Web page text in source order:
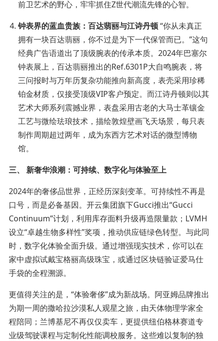
前卫艺术的野心，牢牢抓住Z世代潮流先锋的心智。
钟表界的蓝血贵族：百达翡丽与江诗丹顿“你从未真正
拥有一块百达翡丽，你不过是为下一代保管而已。”这句
经典广告语道出了顶级腕表的传承本质。2024年巴塞尔
钟表展上，百达翡丽推出的Ref.6301P大自鸣腕表，将
三问报时与万年历复杂功能推向新高度，表壳采用珍稀
铂金材质，仅接受顶级VIP客户预定。而江诗丹顿则以其
艺术大师系列震撼业界，表盘采用古老的大马士革镶金
工艺与微绘珐琅技术，描绘敦煌壁画飞天场景，每只表
制作周期超过两年，成为东西方艺术对话的微型博物
馆。
三、 新奢华浪潮：可持续、数字化与体验至上
2024年的奢侈品世界，正经历深刻变革。可持续性不再是
口号，而是必备基因。开云集团旗下Gucci推出“Gucci
Continuum”计划，利用库存面料升级再造限量款；LVMH
设立“卓越生物多样性”奖项，推动供应链绿色转型。与此同
时，数字化体验全面升级。通过增强现实技术，你可以在
家中虚拟试戴宝格丽高级珠宝，或通过区块链验证爱马仕
手袋的全程溯源。
更值得关注的是，“体验奢侈”成为新战场。阿亚姆品牌推出
为期一周的撒哈拉沙漠私人观星之旅，由天体物理学家全
程陪同；兰博基尼不再仅仅卖车，更提供纽伯格林赛道专
业级驾驶课程与定制化性能调校服务。这些难以复制的独